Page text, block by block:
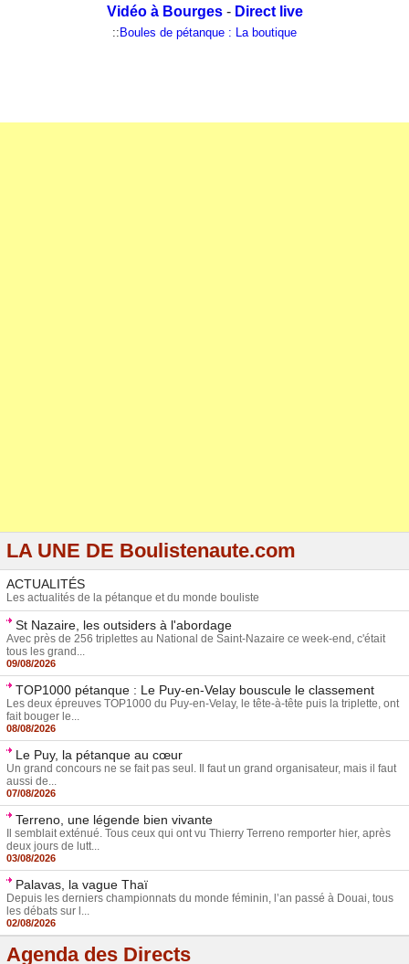
Vidéo à Bourges- Direct live
:: Boules de pétanque : La boutique
LA UNE DE Boulistenaute.com
ACTUALITÉS
Les actualités de la pétanque et du monde bouliste
St Nazaire, les outsiders à l'abordage
Avec près de 256 triplettes au National de Saint-Nazaire ce week-end, c'était
tous les grand...
09/08/2026
TOP1000 pétanque : Le Puy-en-Velay bouscule le classement
Les deux épreuves TOP1000 du Puy-en-Velay, le tête-à-tête puis la triplette, ont
fait bouger le...
08/08/2026
Le Puy, la pétanque au cœur
Un grand concours ne se fait pas seul. Il faut un grand organisateur, mais il faut
aussi de...
07/08/2026
Terreno, une légende bien vivante
Il semblait exténué. Tous ceux qui ont vu Thierry Terreno remporter hier, après
deux jours de lutt...
03/08/2026
Palavas, la vague Thaï
Depuis les derniers championnats du monde féminin, l’an passé à Douai, tous
les débats sur l...
02/08/2026
Agenda des Directs